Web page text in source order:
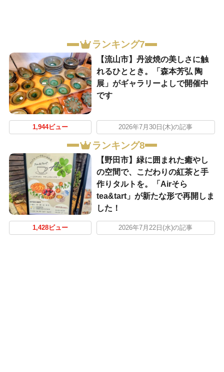
ランキング7
【流山市】丹波焼の美しさに触
れるひととき。「森本芳弘 陶
展」がギャラリーよしで開催中
です
1,944ビュー 2026年7月30日(木)の記事
ランキング8
【野田市】緑に囲まれた癒やし
の空間で、こだわりの紅茶と手
作りタルトを。「Airそら
tea&tart」が新たな形で再開しま
した！
1,428ビュー 2026年7月22日(水)の記事